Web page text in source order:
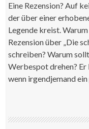
Eine Rezension? Auf
der über einer
Legende kreist.
Rezension über „Die
schreiben? Warum
Werbespot drehen?
wenn irgendjemand